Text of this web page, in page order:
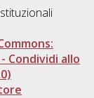
Condividi allo